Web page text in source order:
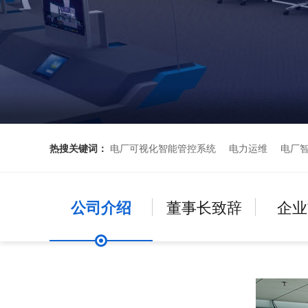
热搜关键词： 电厂可视化智能管控系统 电力运维 电厂
公司介绍 董事长致辞 企